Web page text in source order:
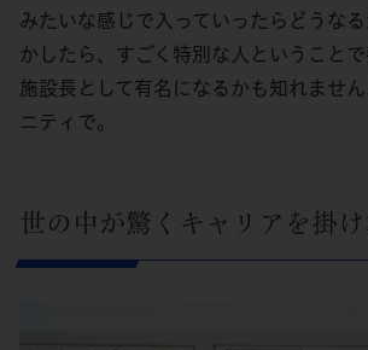
みたいな感じで入っていったらどうな
かしたら、すごく特別な人ということ
施設長として有名になるかも知れませ
ニティで。
世の中が驚くキャリアを掛け